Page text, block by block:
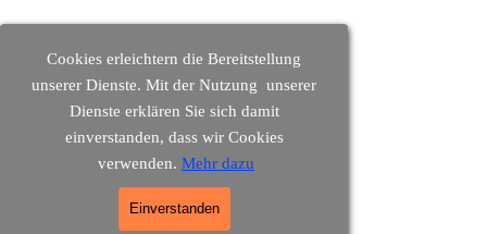
Cookies erleichtern die Bereitstellung
unserer Dienste. Mit der Nutzung unserer
Dienste erklären Sie sich damit
einverstanden, dass wir Cookies
verwenden. Mehr dazu
Einverstanden